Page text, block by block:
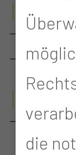
W
die